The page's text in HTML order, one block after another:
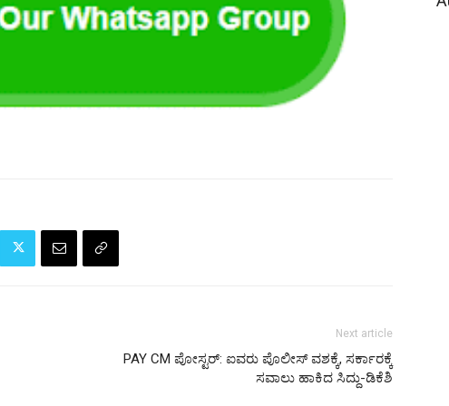
Next article
PAY CM ಪೋಸ್ಟರ್‌: ಐವರು ಪೊಲೀಸ್‌ ವಶಕ್ಕೆ, ಸರ್ಕಾರಕ್ಕೆ
ಸವಾಲು ಹಾಕಿದ ಸಿದ್ದು-ಡಿಕೆಶಿ